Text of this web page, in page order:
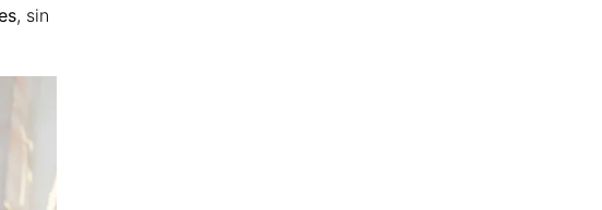
, sin